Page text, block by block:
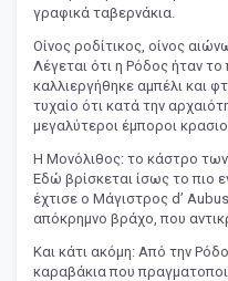
γραφικά ταβερνάκια.
Οίνος ροδίτικος, οίνος
Λέγεται ότι η Ρόδος ήταν
καλλιεργήθηκε αμπέλι και
τυχαίο ότι κατά την
μεγαλύτεροι έμποροι
Η Μονόλιθος: το κάστρο
Εδώ βρίσκεται ίσως το πιο
έχτισε ο Μάγιστρος d’
απόκρημνο βράχο, που
Και κάτι ακόμη: Από την
καραβάκια που